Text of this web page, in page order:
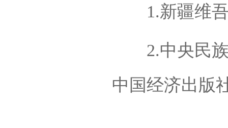
1.新疆维吾
2.中央民族
中国经济出版